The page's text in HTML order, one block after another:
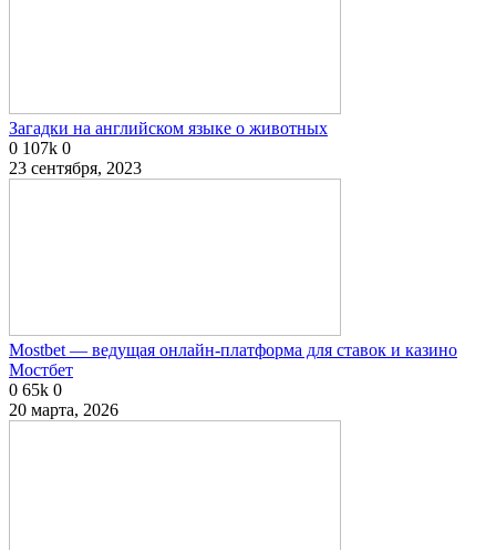
Загадки на английском языке о животных
0 107k 0
23 сентября, 2023
Mostbet — ведущая онлайн-платформа для ставок и казино
Мостбет
0 65k 0
20 марта, 2026